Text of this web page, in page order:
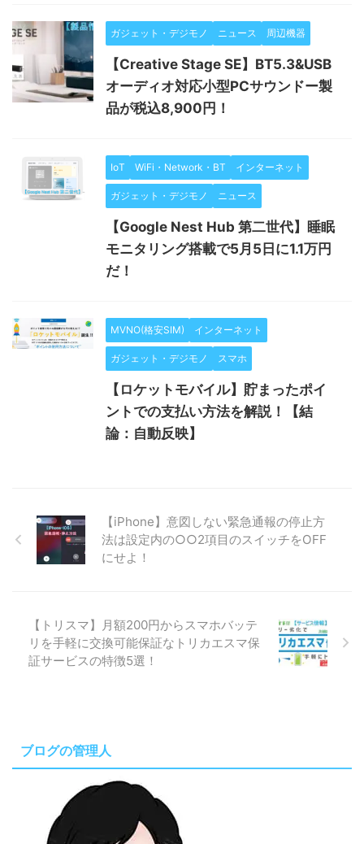
ガジェット・デジモノ ニュース 周辺機器
【Creative Stage SE】BT5.3&USB
オーディオ対応小型PCサウンドー製
品が税込8,900円！
IoT WiFi・Network・BT インターネット
ガジェット・デジモノ ニュース
【Google Nest Hub 第二世代】睡眠
モニタリング搭載で5月5日に1.1万円
だ！
MVNO(格安SIM) インターネット
ガジェット・デジモノ スマホ
【ロケットモバイル】貯まったポイ
ントでの支払い方法を解説！【結
論：自動反映】
【iPhone】意図しない緊急通報の停止方
法は設定内の○○2項目のスイッチをOFF
にせよ！
【トリスマ】月額200円からスマホバッテ
リを手軽に交換可能保証なトリカエスマ保
証サービスの特徴5選！
ブログの管理人